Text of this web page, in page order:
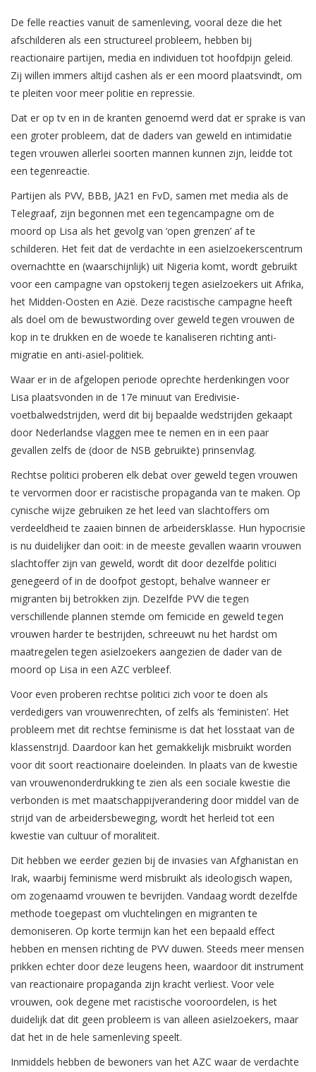
De felle reacties vanuit de samenleving, vooral deze die het
afschilderen als een structureel probleem, hebben bij
reactionaire partijen, media en individuen tot hoofdpijn geleid.
Zij willen immers altijd cashen als er een moord plaatsvindt, om
te pleiten voor meer politie en repressie.
Dat er op tv en in de kranten genoemd werd dat er sprake is van
een groter probleem, dat de daders van geweld en intimidatie
tegen vrouwen allerlei soorten mannen kunnen zijn, leidde tot
een tegenreactie.
Partijen als PVV, BBB, JA21 en FvD, samen met media als de
Telegraaf, zijn begonnen met een tegencampagne om de
moord op Lisa als het gevolg van ‘open grenzen’ af te
schilderen. Het feit dat de verdachte in een asielzoekerscentrum
overnachtte en (waarschijnlijk) uit Nigeria komt, wordt gebruikt
voor een campagne van opstokerij tegen asielzoekers uit Afrika,
het Midden-Oosten en Azië. Deze racistische campagne heeft
als doel om de bewustwording over geweld tegen vrouwen de
kop in te drukken en de woede te kanaliseren richting anti-
migratie en anti-asiel-politiek.
Waar er in de afgelopen periode oprechte herdenkingen voor
Lisa plaatsvonden in de 17e minuut van Eredivisie-
voetbalwedstrijden, werd dit bij bepaalde wedstrijden gekaapt
door Nederlandse vlaggen mee te nemen en in een paar
gevallen zelfs de (door de NSB gebruikte) prinsenvlag.
Rechtse politici proberen elk debat over geweld tegen vrouwen
te vervormen door er racistische propaganda van te maken. Op
cynische wijze gebruiken ze het leed van slachtoffers om
verdeeldheid te zaaien binnen de arbeidersklasse. Hun hypocrisie
is nu duidelijker dan ooit: in de meeste gevallen waarin vrouwen
slachtoffer zijn van geweld, wordt dit door dezelfde politici
genegeerd of in de doofpot gestopt, behalve wanneer er
migranten bij betrokken zijn. Dezelfde PVV die tegen
verschillende plannen stemde om femicide en geweld tegen
vrouwen harder te bestrijden, schreeuwt nu het hardst om
maatregelen tegen asielzoekers aangezien de dader van de
moord op Lisa in een AZC verbleef.
Voor even proberen rechtse politici zich voor te doen als
verdedigers van vrouwenrechten, of zelfs als ‘feministen’. Het
probleem met dit rechtse feminisme is dat het losstaat van de
klassenstrijd. Daardoor kan het gemakkelijk misbruikt worden
voor dit soort reactionaire doeleinden. In plaats van de kwestie
van vrouwenonderdrukking te zien als een sociale kwestie die
verbonden is met maatschappijverandering door middel van de
strijd van de arbeidersbeweging, wordt het herleid tot een
kwestie van cultuur of moraliteit.
Dit hebben we eerder gezien bij de invasies van Afghanistan en
Irak, waarbij feminisme werd misbruikt als ideologisch wapen,
om zogenaamd vrouwen te bevrijden. Vandaag wordt dezelfde
methode toegepast om vluchtelingen en migranten te
demoniseren. Op korte termijn kan het een bepaald effect
hebben en mensen richting de PVV duwen. Steeds meer mensen
prikken echter door deze leugens heen, waardoor dit instrument
van reactionaire propaganda zijn kracht verliest. Voor vele
vrouwen, ook degene met racistische vooroordelen, is het
duidelijk dat dit geen probleem is van alleen asielzoekers, maar
dat het in de hele samenleving speelt.
Inmiddels hebben de bewoners van het AZC waar de verdachte